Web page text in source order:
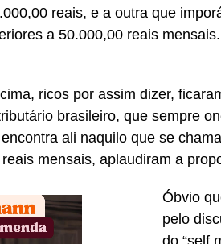
reais, e a outra que
a 50.000,00 reais
ricos por assim dizer,
brasileiro, que sempre
ali naquilo que se
mensais, aplaudiram a
Óbvio
pelo
do “self